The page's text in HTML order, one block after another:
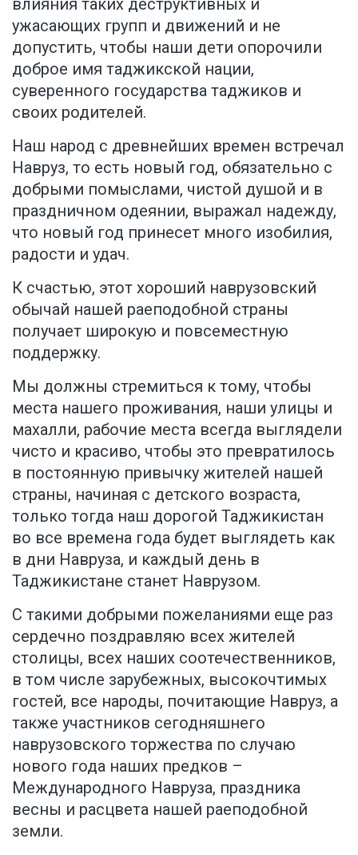
ужасающих групп и движений и не
допустить, чтобы наши дети опорочили
доброе имя таджикской нации,
суверенного государства таджиков и
своих родителей.
Наш народ с древнейших времен встречал
Навруз, то есть новый год, обязательно с
добрыми помыслами, чистой душой и в
праздничном одеянии, выражал надежду,
что новый год принесет много изобилия,
радости и удач.
К счастью, этот хороший наврузовский
обычай нашей раеподобной страны
получает широкую и повсеместную
поддержку.
Мы должны стремиться к тому, чтобы
места нашего проживания, наши улицы и
махалли, рабочие места всегда выглядели
чисто и красиво, чтобы это превратилось
в постоянную привычку жителей нашей
страны, начиная с детского возраста,
только тогда наш дорогой Таджикистан
во все времена года будет выглядеть как
в дни Навруза, и каждый день в
Таджикистане станет Наврузом.
С такими добрыми пожеланиями еще раз
сердечно поздравляю всех жителей
столицы, всех наших соотечественников,
в том числе зарубежных, высокочтимых
гостей, все народы, почитающие Навруз, а
также участников сегодняшнего
наврузовского торжества по случаю
нового года наших предков –
Международного Навруза, праздника
весны и расцвета нашей раеподобной
земли.